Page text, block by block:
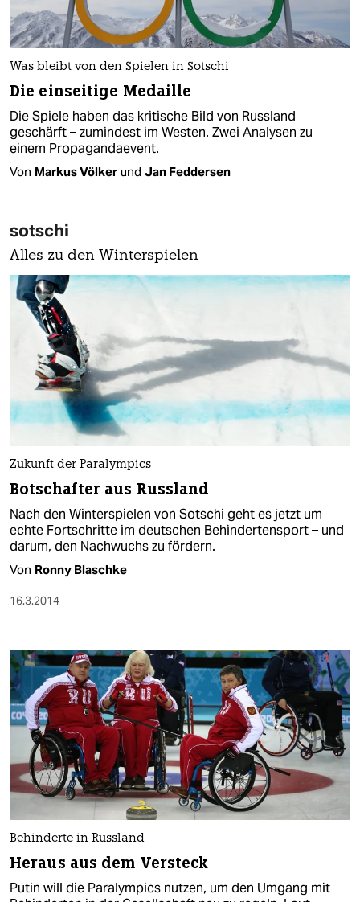
Was bleibt von den Spielen in Sotschi
Die einseitige Medaille
Die Spiele haben das kritische Bild von Russland
geschärft – zumindest im Westen. Zwei Analysen zu
einem Propagandaevent.
Von Markus Völker und Jan Feddersen
sotschi
Alles zu den Winterspielen
Zukunft der Paralympics
Botschafter aus Russland
Nach den Winterspielen von Sotschi geht es jetzt um
echte Fortschritte im deutschen Behindertensport – und
darum, den Nachwuchs zu fördern.
Von Ronny Blaschke
16.3.2014
Behinderte in Russland
Heraus aus dem Versteck
Putin will die Paralympics nutzen, um den Umgang mit